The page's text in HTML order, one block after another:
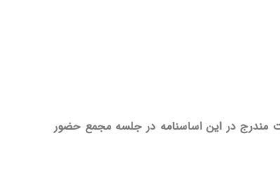
مندرج در این اساسنامه در جلسه مجمع حضور